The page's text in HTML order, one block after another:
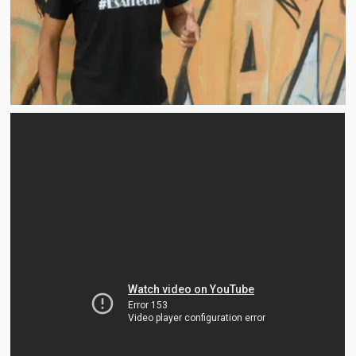
El Tipo y los Rojos en Los Teques (The Jerk and the Reds in
Teques)
Hablé con Chavistas (I spoke with chavistas)
La burla del Chavez “tan amante de los niños” (The mockery of
de Chávez hasta el 2009
Victimas del 11 de abril de 2002